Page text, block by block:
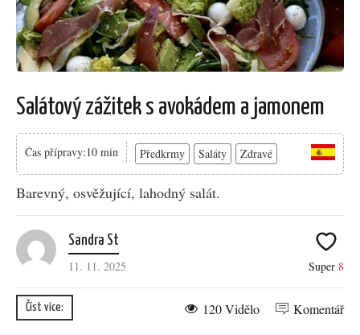
Salátový zážitek s avokádem a jamonem
Čas přípravy:10 min Předkrmy Saláty Zdravé
Barevný, osvěžující, lahodný salát.
Sandra St
11. 11. 2025
Super 8
Číst více: Komentář
120 Vidělo